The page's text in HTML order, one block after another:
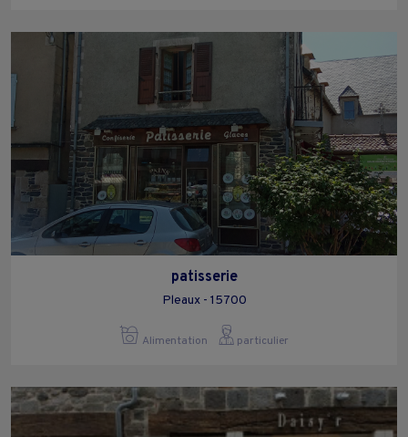
patisserie
Pleaux - 15700
Alimentation particulier